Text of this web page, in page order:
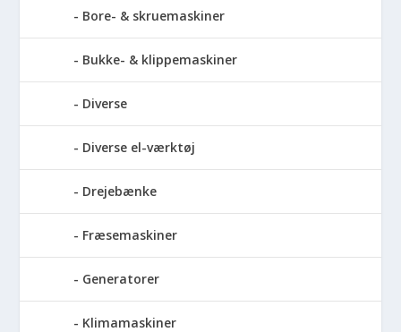
Bore- & skruemaskiner
Bukke- & klippemaskiner
Diverse
Diverse el-værktøj
Drejebænke
Fræsemaskiner
Generatorer
Klimamaskiner